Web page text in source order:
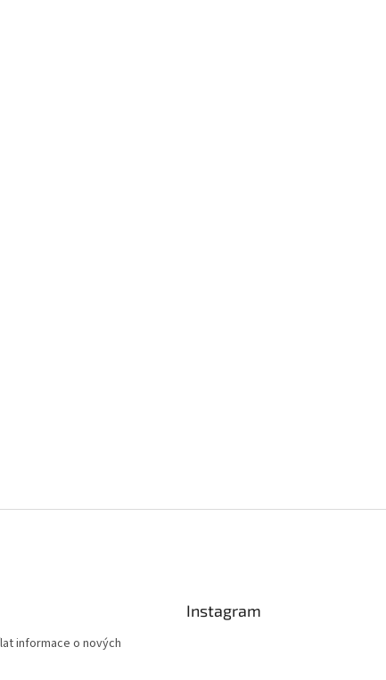
informace o nových
Instagram